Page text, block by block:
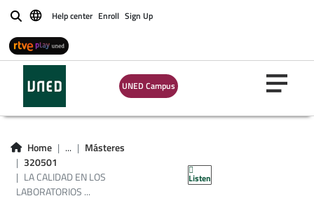
BuscarHelp center Enroll Sign Up
UNED Campus
Home ...
Másteres
320501
LA CALIDAD EN LOS
LABORATORIOS ...
Listen
LA CALIDAD EN LOS
LABORATORIOS
QUÍMICOS:
GESTIÓN, SISTEMA
Y CONTROL DE
CALIDAD